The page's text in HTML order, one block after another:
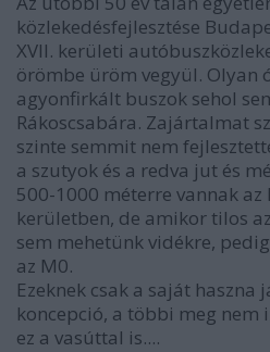
közlekedésfejlesztése
XVII. kerületi
örömbe üröm vegyül. Olyan
agyonfirkált buszok sehol
Rákoscsabára. Zajártalmat
szinte semmit nem
a szutyok és a redva jut és
500-1000 méterre vannak az
kerületben, de amikor tilos
sem mehetünk vidékre,
az M0.
Ezeknek csak a saját haszna
koncepció, a többi meg nem
ez a vasúttal is....